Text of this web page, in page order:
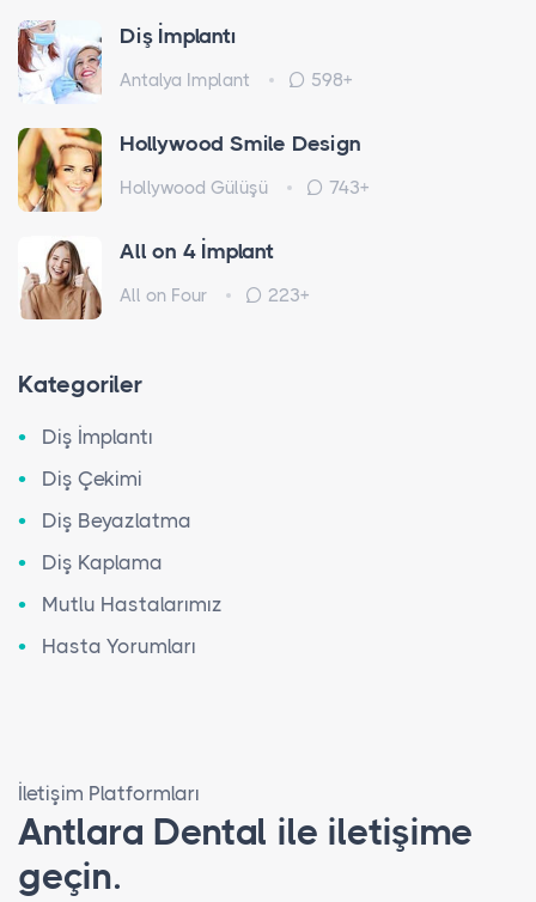
Diş İmplantı
Antalya Implant 598+
Hollywood Smile Design
Hollywood Gülüşü 743+
All on 4 İmplant
All on Four 223+
Kategoriler
Diş İmplantı
Diş Çekimi
Diş Beyazlatma
Diş Kaplama
Mutlu Hastalarımız
Hasta Yorumları
İletişim Platformları
Antlara Dental ile iletişime
geçin.